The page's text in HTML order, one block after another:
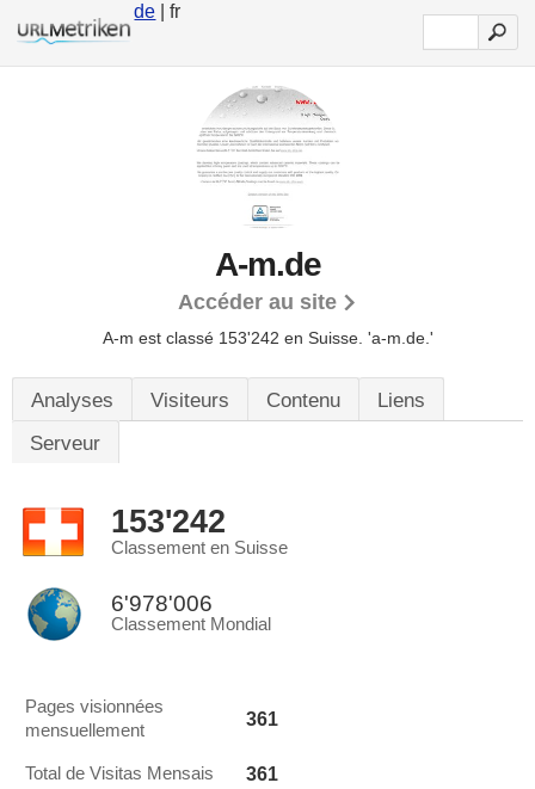
de | fr
A-m.de
Accéder au site
A-m est classé 153'242 en Suisse. 'a-m.de.'
Analyses Visiteurs Contenu
Liens
Serveur
153'242
Classement en Suisse
6'978'006
Classement Mondial
Pages visionnées
mensuellement
361
Total de Visitas Mensais 361